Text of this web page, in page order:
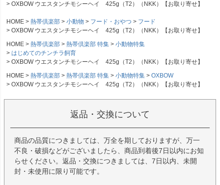
OXBOW ウエスタンチモシーヘイ 425g（T2）（NKK）【お取り寄せ】
HOME 熱帯倶楽部 小動物 フード・おやつ
フード
OXBOW ウエスタンチモシーヘイ 425g（T2）（NKK）【お取り寄せ】
HOME
熱帯倶楽部 熱帯倶楽部 特集
小動物特集
はじめてのチンチラ飼育
OXBOW ウエスタンチモシーヘイ 425g（T2）（NKK）【お取り寄せ】
HOME
熱帯倶楽部 熱帯倶楽部 特集 小動物特集
OXBOW
OXBOW ウエスタンチモシーヘイ 425g（T2）（NKK）【お取り寄せ】
返品・交換について
商品の品質につきましては、万全を期しておりますが、万一
不良・破損などがございましたら、商品到着後7日以内にお知
らせください。返品・交換につきましては、7日以内、未開
封・未使用に限り可能です。